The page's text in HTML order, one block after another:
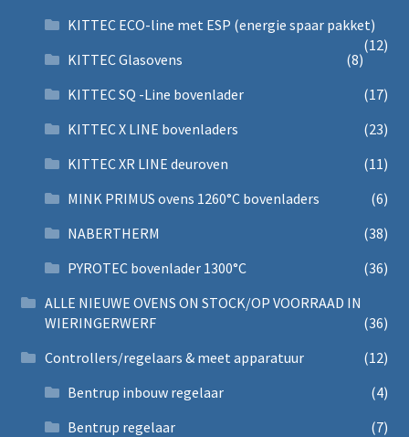
KITTEC ECO-line met ESP (energie spaar pakket)
(12)
KITTEC Glasovens
(8)
KITTEC SQ -Line bovenlader
(17)
KITTEC X LINE bovenladers
(23)
KITTEC XR LINE deuroven
(11)
MINK PRIMUS ovens 1260°C bovenladers
(6)
NABERTHERM
(38)
PYROTEC bovenlader 1300°C
(36)
ALLE NIEUWE OVENS ON STOCK/OP VOORRAAD IN
WIERINGERWERF
(36)
Controllers/regelaars & meet apparatuur
(12)
Bentrup inbouw regelaar
(4)
Bentrup regelaar
(7)